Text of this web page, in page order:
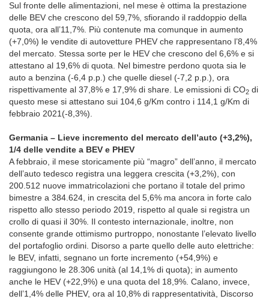
Sul fronte delle alimentazioni, nel mese è ottima la prestazione
delle BEV che crescono del 59,7%, sfiorando il raddoppio della
quota, ora all’11,7%. Più contenute ma comunque in aumento
(+7,0%) le vendite di autovetture PHEV che rappresentano l’8,4%
del mercato. Stessa sorte per le HEV che crescono del 6,6% e si
attestano al 19,6% di quota. Nel bimestre perdono quota sia le
auto a benzina (-6,4 p.p.) che quelle diesel (-7,2 p.p.), ora
rispettivamente al 37,8% e 17,9% di share. Le emissioni di CO2 di
questo mese si attestano sui 104,6 g/Km contro i 114,1 g/Km di
febbraio 2021(-8,3%).
Germania – Lieve incremento del mercato dell’auto (+3,2%),
1/4 delle vendite a BEV e PHEV
A febbraio, il mese storicamente più “magro” dell’anno, il mercato
dell’auto tedesco registra una leggera crescita (+3,2%), con
200.512 nuove immatricolazioni che portano il totale del primo
bimestre a 384.624, in crescita del 5,6% ma ancora in forte calo
rispetto allo stesso periodo 2019, rispetto al quale si registra un
crollo di quasi il 30%. Il contesto internazionale, inoltre, non
consente grande ottimismo purtroppo, nonostante l’elevato livello
del portafoglio ordini. Disorso a parte quello delle auto elettriche:
le BEV, infatti, segnano un forte incremento (+54,9%) e
raggiungono le 28.306 unità (al 14,1% di quota); in aumento
anche le HEV (+22,9%) e una quota del 18,9%. Calano, invece,
dell’1,4% delle PHEV, ora al 10,8% di rappresentatività, Discorso